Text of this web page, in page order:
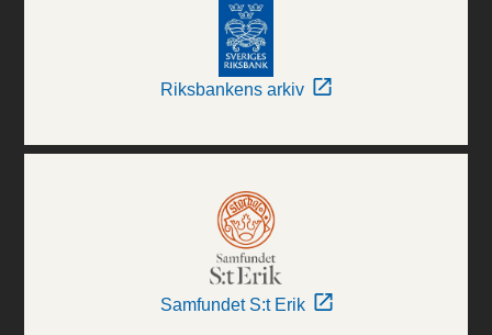
Riksbankens arkiv
Samfundet S:t Erik